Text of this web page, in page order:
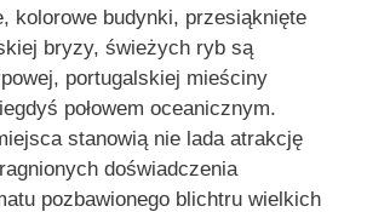
kolorowe budynki, przesiąknięte
bryzy, świeżych ryb są
portugalskiej mieściny
połowem oceanicznym.
stanowią nie lada atrakcję
doświadczenia
pozbawionego blichtru wielkich